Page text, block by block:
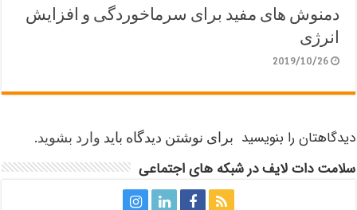
دمنوش های مفید برای سرماخوردگی و افزایش
انرژی
2019/10/26
دیدگاهتان را بنویسید برای نوشتن دیدگاه باید وارد بشوید.
سلامت دات لایف در شبکه های اجتماعی